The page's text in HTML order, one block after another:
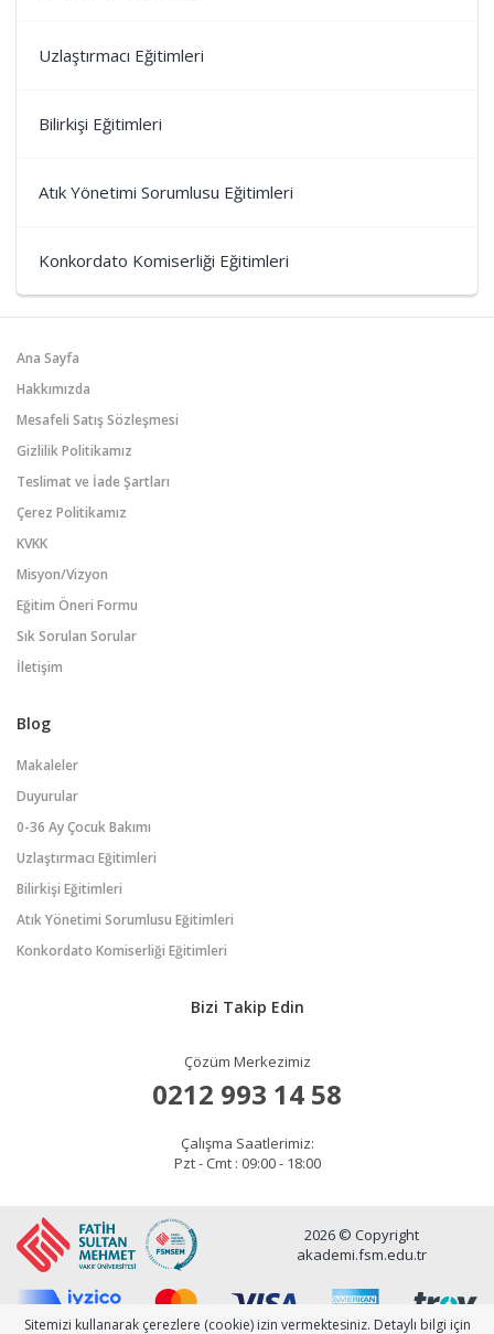
Uzlaştırmacı Eğitimleri
Bilirkişi Eğitimleri
Atık Yönetimi Sorumlusu Eğitimleri
Konkordato Komiserliği Eğitimleri
Ana Sayfa
Hakkımızda
Mesafeli Satış Sözleşmesi
Gizlilik Politikamız
Teslimat ve İade Şartları
Çerez Politikamız
KVKK
Misyon/Vizyon
Eğitim Öneri Formu
Sık Sorulan Sorular
İletişim
Blog
Makaleler
Duyurular
0-36 Ay Çocuk Bakımı
Uzlaştırmacı Eğitimleri
Bilirkişi Eğitimleri
Atık Yönetimi Sorumlusu Eğitimleri
Konkordato Komiserliği Eğitimleri
Bizi Takip Edin
Çözüm Merkezimiz
0212 993 14 58
Çalışma Saatlerimiz:
Pzt - Cmt : 09:00 - 18:00
2026 © Copyright
akademi.fsm.edu.tr
Sitemizi kullanarak çerezlere (cookie) izin vermektesiniz. Detaylı bilgi için